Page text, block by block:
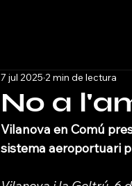
No a
7 jul 2025 2 min de lectura
Vilanova en Comú
sistema aeroportuari